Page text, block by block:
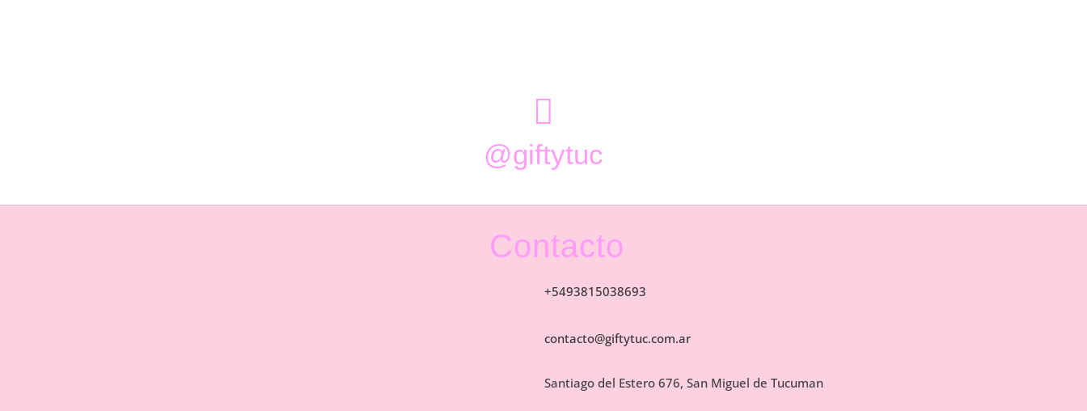

@giftytuc
Contacto
+5493815038693
contacto@giftytuc.com.ar
Santiago del Estero 676, San Miguel de Tucuman